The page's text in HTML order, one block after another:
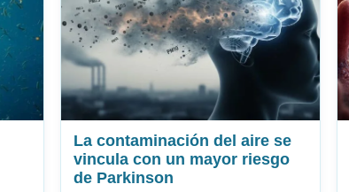
La contaminación del aire se
vincula con un mayor riesgo
de Parkinson